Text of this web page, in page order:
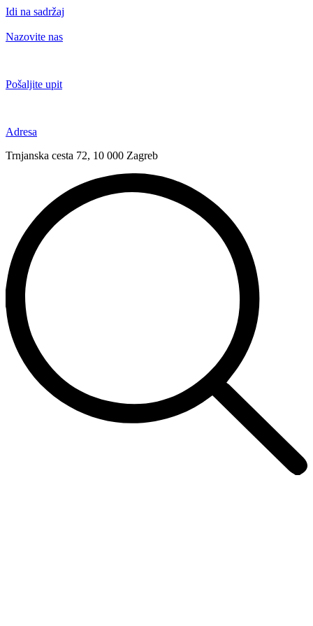
Idi na sadržaj
Nazovite nas
Pošaljite upit
Adresa
Trnjanska cesta 72, 10 000 Zagreb